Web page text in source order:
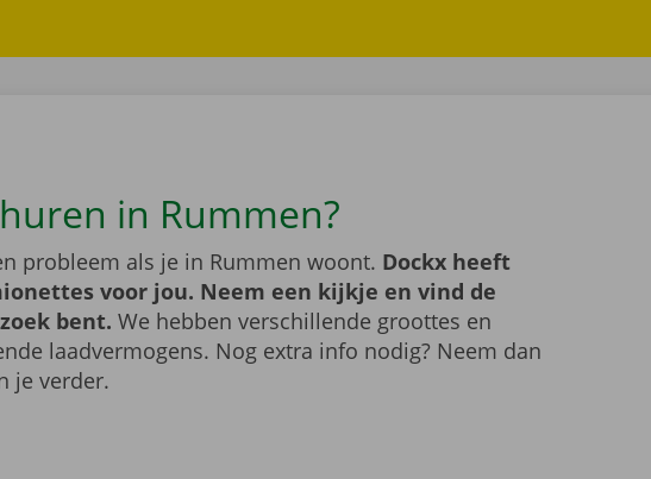
in Rummen?
probleem als je in Rummen woont. Dockx heeft
voor jou. Neem een kijkje en vind de
bent. We hebben verschillende groottes en
laadvermogens. Nog extra info nodig? Neem dan
je verder.